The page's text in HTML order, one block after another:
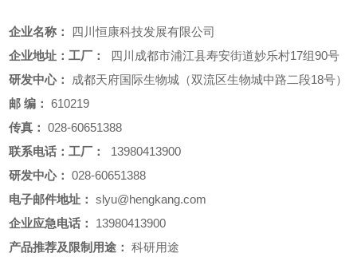
企业名称：
四川恒康科技发展有限公司
企业地址：工厂：
四川成都市浦江县寿安街道妙乐村17组90号
研发中心：
成都天府国际生物城（双流区生物城中路二段18号）
邮 编： 610219
传真： 028-60651388
联系电话：工厂：
13980413900
研发中心： 028-60651388
电子邮件地址：
slyu@hengkang.com
企业应急电话：
13980413900
产品推荐及限制用途： 科研用途